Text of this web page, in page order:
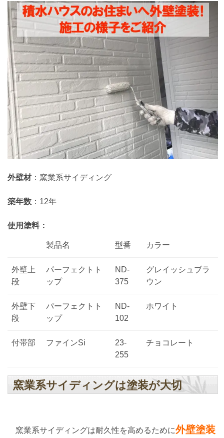
外壁材：窯業系サイディング
築年数：12年
使用塗料：
製品名 型番 カラー
外壁上
段
パーフェクトト
ップ
ND-
375
グレイッシュブラ
ウン
外壁下
段
パーフェクトト
ップ
ND-
102
ホワイト
付帯部 ファインSi
23-
255
チョコレート
窯業系サイディングは塗装が大切
窯業系サイディングは耐久性を高めるために外壁塗装